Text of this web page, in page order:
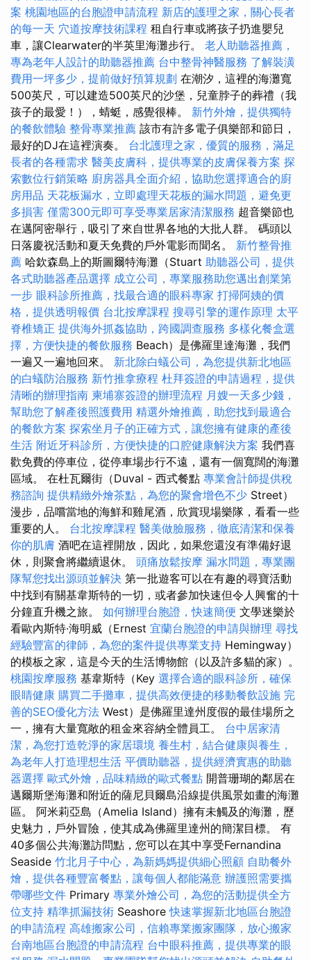
案 桃園地區的台胞證申請流程 新店的護理之家，關心長者
的每一天 穴道按摩技術課程 租自行車或將孩子扔進嬰兒
車，讓Clearwater的半英里海灘步行。 老人助聽器推薦，
專為老年人設計的助聽器推薦 台中整骨神醫服務 了解裝潢
費用一坪多少，提前做好預算規劃 在潮汐，這裡的海灘寬
500英尺，可以建造500英尺的沙堡，兒童脖子的葬禮（我
孩子的最愛！），蜻蜓，感覺很棒。 新竹外燴，提供獨特
的餐飲體驗 整骨專業推薦 該市有許多電子俱樂部和節日，
最好的DJ在這裡演奏。 台北護理之家，優質的服務，滿足
長者的各種需求 醫美皮膚科，提供專業的皮膚保養方案 探
索數位行銷策略 廚房器具全面介紹，協助您選擇適合的廚
房用品 天花板漏水，立即處理天花板的漏水問題，避免更
多損害 僅需300元即可享受專業居家清潔服務 超音樂節也
在邁阿密舉行，吸引了來自世界各地的大批人群。 碼頭以
日落慶祝活動和夏天免費的戶外電影而聞名。 新竹整骨推
薦 哈欽森島上的斯圖爾特海灘（Stuart 助聽器公司，提供
各式助聽器產品選擇 成立公司，專業服務助您邁出創業第
一步 眼科診所推薦，找最合適的眼科專家 打掃阿姨的價
格，提供透明報價 台北按摩課程 搜尋引擎的運作原理 太平
脊椎矯正 提供海外抓姦協助，跨國調查服務 多樣化餐盒選
擇，方便快捷的餐飲服務 Beach）是佛羅里達海灘，我們
一遍又一遍地回來。 新北除白蟻公司，為您提供新北地區
的白蟻防治服務 新竹推拿療程 杜拜簽證的申請過程，提供
清晰的辦理指南 柬埔寨簽證的辦理流程 月嫂一天多少錢，
幫助您了解產後照護費用 精選外燴推薦，助您找到最適合
的餐飲方案 探索坐月子的正確方式，讓您擁有健康的產後
生活 附近牙科診所，方便快捷的口腔健康解決方案 我們喜
歡免費的停車位，從停車場步行不遠，還有一個寬闊的海灘
區域。 在杜瓦爾街（Duval - 西式餐點 專業會計師提供稅
務諮詢 提供精緻外燴茶點，為您的聚會增色不少 Street）
漫步，品嚐當地的海鮮和雞尾酒，欣賞現場樂隊，看看一些
重要的人。 台北按摩課程 醫美做臉服務，徹底清潔和保養
你的肌膚 酒吧在這裡開放，因此，如果您還沒有準備好退
休，則聚會將繼續退休。 頭痛放鬆按摩 漏水問題，專業團
隊幫您找出源頭並解決 第一批遊客可以在有趣的尋寶活動
中找到有關基韋斯特的一切，或者參加快速但令人興奮的十
分鐘直升機之旅。 如何辦理台胞證，快速簡便 文學迷樂於
看歐內斯特·海明威（Ernest 宜蘭台胞證的申請與辦理 尋找
經驗豐富的律師，為您的案件提供專業支持 Hemingway）
的模板之家，這是今天的生活博物館（以及許多貓的家）。
桃園按摩服務 基韋斯特（Key 選擇合適的眼科診所，確保
眼睛健康 購買二手攤車，提供高效便捷的移動餐飲設施 完
善的SEO優化方法 West）是佛羅里達州度假的最佳場所之
一，擁有大量寬敞的租金來容納全體員工。 台中居家清
潔，為您打造乾淨的家居環境 養生村，結合健康與養生，
為老年人打造理想生活 平價助聽器，提供經濟實惠的助聽
器選擇 歐式外燴，品味精緻的歐式餐點 開普珊瑚的鄰居在
邁爾斯堡海灘和附近的薩尼貝爾島沿線提供風景如畫的海灘
區。 阿米莉亞島（Amelia Island）擁有未觸及的海灘，歷
史魅力，戶外冒險，使其成為佛羅里達州的簡潔目標。 有
40多個公共海灘訪問點，您可以在其中享受Fernandina
Seaside 竹北月子中心，為新媽媽提供細心照顧 自助餐外
燴，提供各種豐富餐點，讓每個人都能滿意 辦護照需要攜
帶哪些文件 Primary 專業外燴公司，為您的活動提供全方
位支持 精準抓漏技術 Seashore快速掌握新北地區台胞證
的申請流程 高雄搬家公司，信賴專業搬家團隊，放心搬家
台南地區台胞證的申請流程 台中眼科推薦，提供專業的眼